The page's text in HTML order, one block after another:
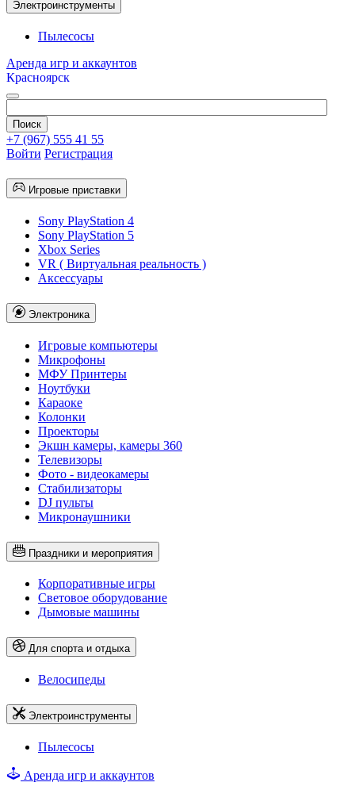
Электроинструменты
Пылесосы
Аренда игр и аккаунтов
Красноярск
+7 (967) 555 41 55
Войти Регистрация
Игровые приставки
Sony PlayStation 4
Sony PlayStation 5
Xbox Series
VR ( Виртуальная реальность )
Аксессуары
Электроника
Игровые компьютеры
Микрофоны
МФУ Принтеры
Ноутбуки
Караоке
Колонки
Проекторы
Экшн камеры, камеры 360
Телевизоры
Фото - видеокамеры
Стабилизаторы
DJ пульты
Микронаушники
Праздники и мероприятия
Корпоративные игры
Световое оборудование
Дымовые машины
Для спорта и отдыха
Велосипеды
Электроинструменты
Пылесосы
Аренда игр и аккаунтов